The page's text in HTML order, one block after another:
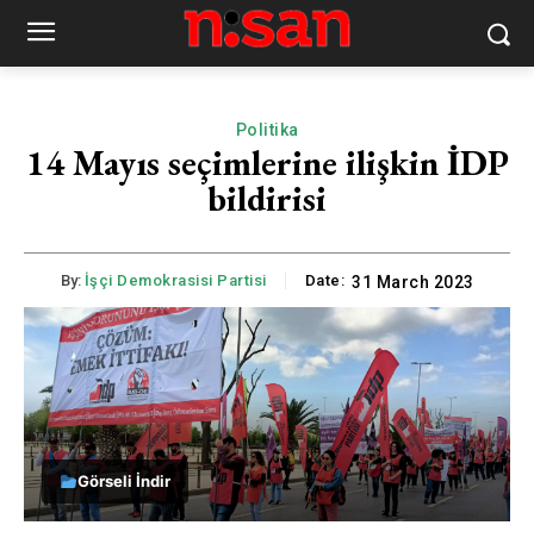
Politika
14 Mayıs seçimlerine ilişkin İDP
bildirisi
By: İşçi Demokrasisi Partisi Date: 31 March 2023
Görseli İndir